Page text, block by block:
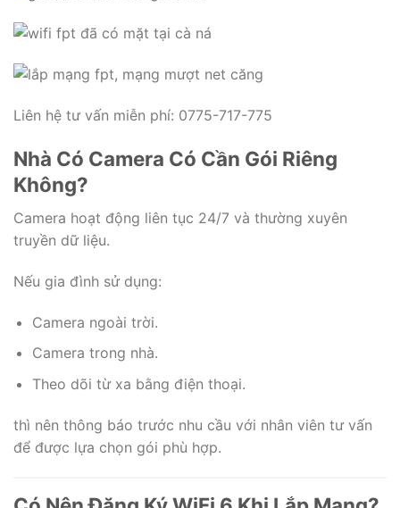
Liên hệ tư vấn miễn phí: 0775-717-775
Nhà Có Camera Có Cần Gói Riêng
Không?
Camera hoạt động liên tục 24/7 và thường xuyên
truyền dữ liệu.
Nếu gia đình sử dụng:
Camera ngoài trời.
Camera trong nhà.
Theo dõi từ xa bằng điện thoại.
thì nên thông báo trước nhu cầu với nhân viên tư vấn
để được lựa chọn gói phù hợp.